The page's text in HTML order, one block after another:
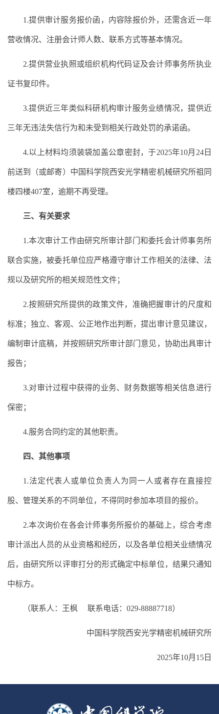
1.提供审计服务报价函，内容除报价外，还需含近一年
营收情况、注册会计师人数、联系方式等基本情况。
2.提供营业执照或组织机构代码证及会计师事务所执业
证书复印件。
3.提供近三年类似科研机构审计服务业绩情况，提供近
三年无违法失信行为和未受到相关行政处罚的承诺函。
4.以上材料均须装袋加盖公章密封，于2025年10月24日
前送到（或邮寄）中国科学院西安光学精密机械研究所祖同
楼四楼407室，逾期不再受理。
三、有关要求
1.本次审计工作由研究所审计部门和委托会计师事务所
联合实施，被委托单位应严格遵守审计工作相关的法律、法
规以及研究所的相关规范性文件；
2.按照研究所提供的政策文件，准确把握审计的尺度和
标准；独立、客观、公正地作出判断，提出审计意见建议，
编制审计底稿，并按照研究所审计部门意见，协助出具审计
报告；
3.对审计过程中获得的业务、财务数据等相关信息进行
保密；
4.服务合同约定的其他职责。
四、其他事项
1.法定代表人或单位负责人为同一人或者存在直接控
股、管理关系的不同单位，不得同时参加本项目的报价。
2.本次询价在各会计师事务所报价的基础上，综合考虑
审计派出人员的从业资格和经历，以及各单位相关业绩情况
后，由研究所以评审打分的形式确定中标单位，结果只通知
中标方。
（联系人：王枫 联系电话：029-88887718）
中国科学院西安光学精密机械研究所
2025年10月15日